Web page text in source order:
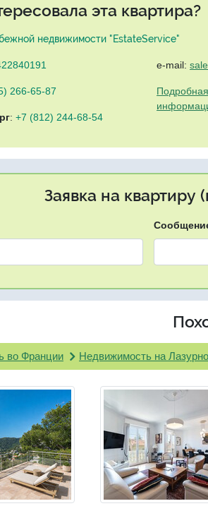
эта квартира?
недвижимости "EstateService"
266-65-87
: +7 (812) 244-68-54
e-mail:
Заявка на квартиру
во Франции Недвижимость на